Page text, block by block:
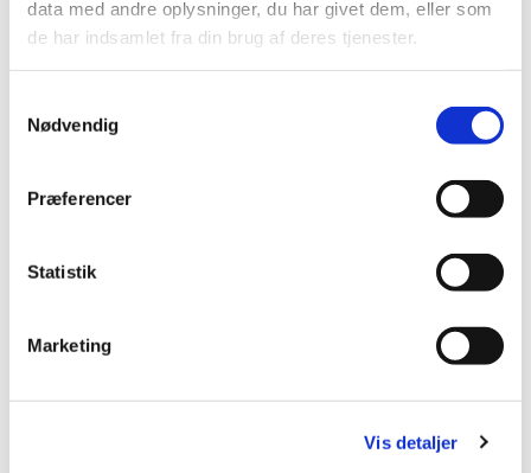
data med andre oplysninger, du har givet dem, eller som
de har indsamlet fra din brug af deres tjenester.
Nødvendig
Præferencer
Statistik
Marketing
Vis detaljer